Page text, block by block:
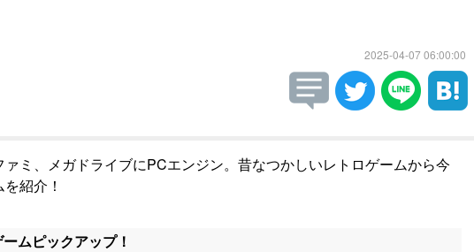
2025-04-07 06:00:00
ミ、メガドライブにPCエンジン。昔なつかしいレトロゲームから今
紹介！
ムピックアップ！